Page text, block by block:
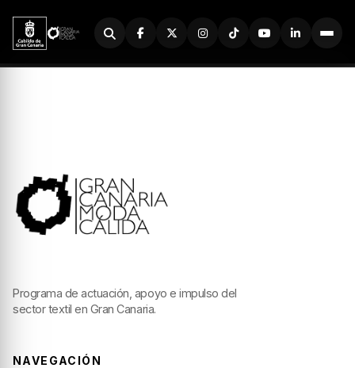
Buscador
Programa de actuación, apoyo e impulso del
sector textil en Gran Canaria.
NAVEGACIÓN